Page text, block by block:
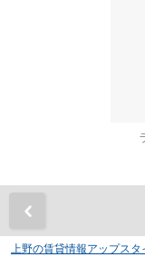
上野の賃貸情報アップスタ